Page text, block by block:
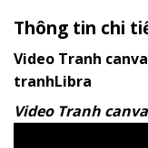
Thông tin chi
Video Tranh
tranhLibra
Video Tranh